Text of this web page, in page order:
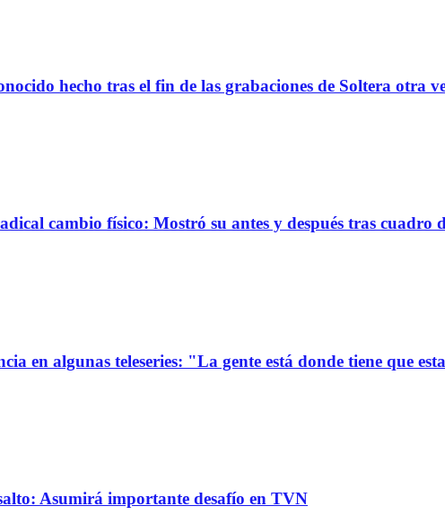
hecho tras el fin de las grabaciones de Soltera otra
cambio físico: Mostró su antes y después tras cuadro
en algunas teleseries: "La gente está donde tiene que
Asumirá importante desafío en TVN